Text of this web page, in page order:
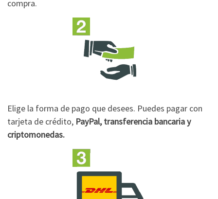
compra.
Elige la forma de pago que desees. Puedes pagar con
tarjeta de crédito, PayPal, transferencia bancaria y
criptomonedas.